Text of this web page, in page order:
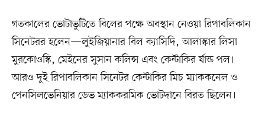
গতকালের ভোটাভুটিতে বিলের পক্ষে অবস্থান নেওয়া রিপাবলিকান
সিনেটরর হলেন—লুইজিয়ানার বিল ক্যাসিদি, আলাস্কার লিসা
মুরকোওস্কি, মেইনের সুসান কলিন্স এবং কেন্টাকির র্যান্ড পল।
আরও দুই রিপাবলিকান সিনেটর কেন্টাকির মিচ ম্যাককনেল ও
পেনসিলভেনিয়ার ডেভ ম্যাককরমিক ভোটদানে বিরত ছিলেন।